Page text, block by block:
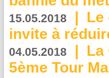
15.05.2018 | Le
invite à
04.05.2018 | La
5ème Tour